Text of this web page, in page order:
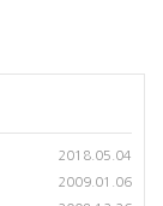
2018.05.04
2009.01.06